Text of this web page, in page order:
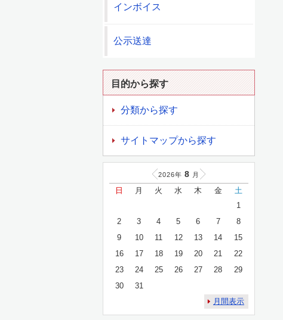
インボイス
公示送達
目的から探す
分類から探す
サイトマップから探す
2026年 8 月
日 月 火 水 木 金
土
1
2
3 4 5 6 7
8
9
10 11 12 13 14
15
16
17 18 19 20 21
22
23
24 25 26 27 28
29
30
31
月間表示